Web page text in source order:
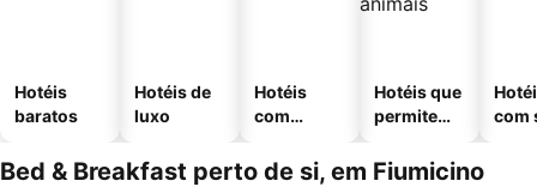
Hotéis
baratos
Hotéis de
luxo
Hotéis
com
Hotéis que
permitem
com
Bed & Breakfast perto de si, em Fiumicino